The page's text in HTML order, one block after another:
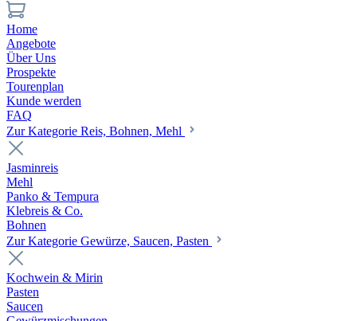
Home
Angebote
Über Uns
Prospekte
Tourenplan
Kunde werden
FAQ
Zur Kategorie Reis, Bohnen, Mehl
Jasminreis
Mehl
Panko & Tempura
Klebreis & Co.
Bohnen
Zur Kategorie Gewürze, Saucen, Pasten
Kochwein & Mirin
Pasten
Saucen